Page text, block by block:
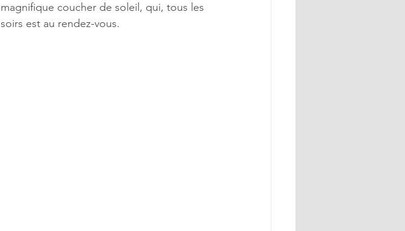
magnifique coucher de soleil, qui, tous les
soirs est au rendez-vous.